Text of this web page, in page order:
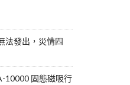
法發出，災情四
10000 固態磁吸行